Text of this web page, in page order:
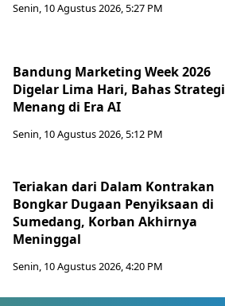
Senin, 10 Agustus 2026, 5:27 PM
Bandung Marketing Week 2026
Digelar Lima Hari, Bahas Strategi
Menang di Era AI
Senin, 10 Agustus 2026, 5:12 PM
Teriakan dari Dalam Kontrakan
Bongkar Dugaan Penyiksaan di
Sumedang, Korban Akhirnya
Meninggal
Senin, 10 Agustus 2026, 4:20 PM